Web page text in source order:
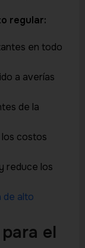
regular:
en todo
a averías
de la
los costos
reduce los
de alto
el